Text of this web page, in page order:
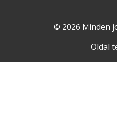
© 2026 Minden
Oldal